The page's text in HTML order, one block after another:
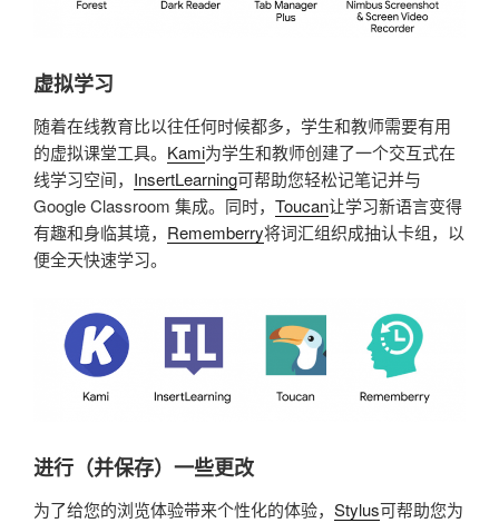
虚拟学习
随着在线教育比以往任何时候都多，学生和教师需要有用
的虚拟课堂工具。 Kami为学生和教师创建了一个交互式在
线学习空间， InsertLearning可帮助您轻松记笔记并与
Google Classroom 集成。同时， Toucan让学习新语言变得
有趣和身临其境， Rememberry将词汇组织成抽认卡组，以
便全天快速学习。
进行（并保存）一些更改
为了给您的浏览体验带来个性化的体验， Stylus可帮助您为